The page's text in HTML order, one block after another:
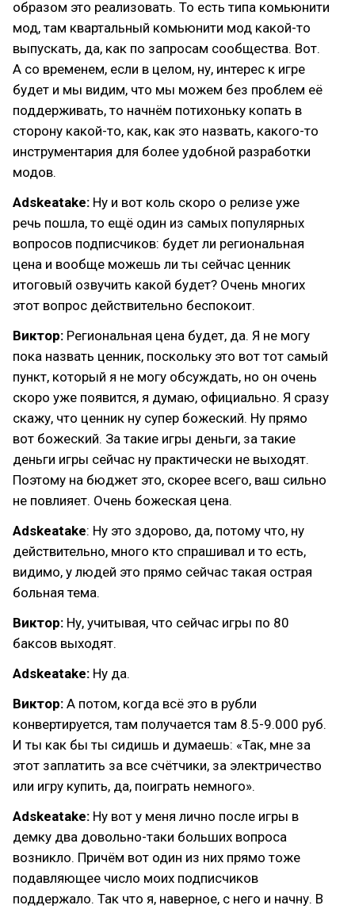
образом это реализовать. То есть типа комьюнити
мод, там квартальный комьюнити мод какой-то
выпускать, да, как по запросам сообщества. Вот.
А со временем, если в целом, ну, интерес к игре
будет и мы видим, что мы можем без проблем её
поддерживать, то начнём потихоньку копать в
сторону какой-то, как, как это назвать, какого-то
инструментария для более удобной разработки
модов.
Adskeatake: Ну и вот коль скоро о релизе уже
речь пошла, то ещё один из самых популярных
вопросов подписчиков: будет ли региональная
цена и вообще можешь ли ты сейчас ценник
итоговый озвучить какой будет? Очень многих
этот вопрос действительно беспокоит.
Виктор: Региональная цена будет, да. Я не могу
пока назвать ценник, поскольку это вот тот самый
пункт, который я не могу обсуждать, но он очень
скоро уже появится, я думаю, официально. Я сразу
скажу, что ценник ну супер божеский. Ну прямо
вот божеский. За такие игры деньги, за такие
деньги игры сейчас ну практически не выходят.
Поэтому на бюджет это, скорее всего, ваш сильно
не повлияет. Очень божеская цена.
Adskeatake: Ну это здорово, да, потому что, ну
действительно, много кто спрашивал и то есть,
видимо, у людей это прямо сейчас такая острая
больная тема.
Виктор: Ну, учитывая, что сейчас игры по 80
баксов выходят.
Adskeatake: Ну да.
Виктор: А потом, когда всё это в рубли
конвертируется, там получается там 8.5-9.000 руб.
И ты как бы ты сидишь и думаешь: «Так, мне за
этот заплатить за все счётчики, за электричество
или игру купить, да, поиграть немного».
Adskeatake: Ну вот у меня лично после игры в
демку два довольно-таки больших вопроса
возникло. Причём вот один из них прямо тоже
подавляющее число моих подписчиков
поддержало. Так что я, наверное, с него и начну. В